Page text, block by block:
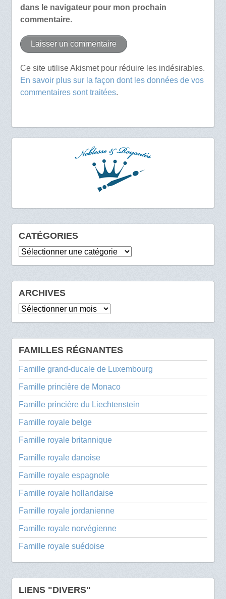
dans le navigateur pour mon prochain
commentaire.
Ce site utilise Akismet pour réduire les indésirables.
En savoir plus sur la façon dont les données de vos
commentaires sont traitées.
CATÉGORIES
Catégories
ARCHIVES
Archives
FAMILLES RÉGNANTES
Famille grand-ducale de Luxembourg
Famille princière de Monaco
Famille princière du Liechtenstein
Famille royale belge
Famille royale britannique
Famille royale danoise
Famille royale espagnole
Famille royale hollandaise
Famille royale jordanienne
Famille royale norvégienne
Famille royale suédoise
LIENS "DIVERS"